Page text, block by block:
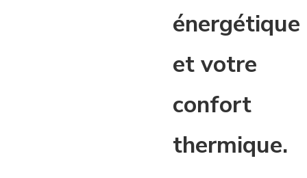
énergétique
et votre
confort
thermique.